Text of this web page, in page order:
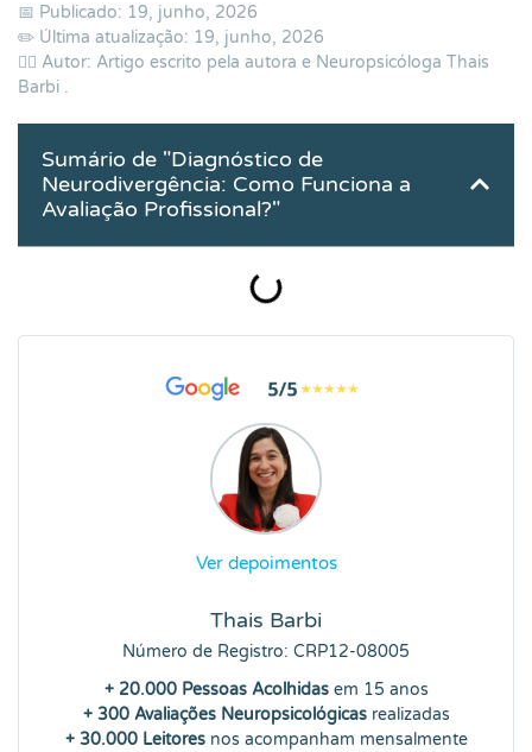
📅 Publicado: 19, junho, 2026
✏️ Última atualização: 19, junho, 2026
👨‍⚕️ Autor: Artigo escrito pela autora e Neuropsicóloga Thais
Barbi .
Sumário de "Diagnóstico de
Neurodivergência: Como Funciona a
Avaliação Profissional?"
Ver depoimentos
Thais Barbi
Número de Registro: CRP12-08005
+ 20.000 Pessoas Acolhidas em 15 anos
+ 300 Avaliações Neuropsicológicasrealizadas
+ 30.000 Leitoresnos acompanham mensalmente